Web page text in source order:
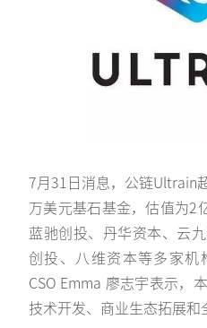
7月31日消息，公链Ultrain
万美元基石基金，估值为2
蓝驰创投、丹华资本、云
创投、八维资本等多家机
CSO Emma 廖志宇表示，
技术开发、商业生态拓展和